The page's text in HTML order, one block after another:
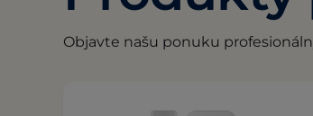
Objavte našu ponuku